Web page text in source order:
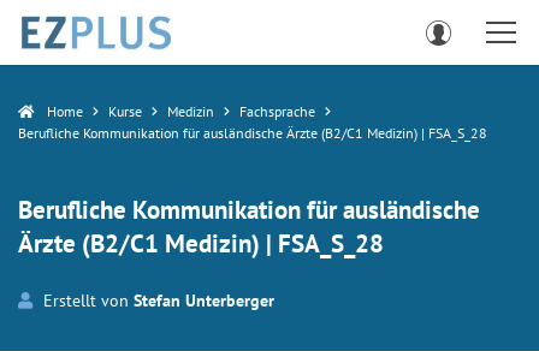
Home Kurse Medizin
Fachsprache
Berufliche Kommunikation für ausländische Ärzte (B2/C1 Medizin) | FSA_S_28
Berufliche Kommunikation für ausländische
Ärzte (B2/C1 Medizin) | FSA_S_28
Erstellt von Stefan Unterberger